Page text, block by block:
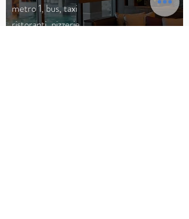
metro 1, bus, taxi
ristoranti, pizzerie